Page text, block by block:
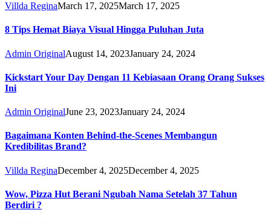
Villda ReginaMarch 17, 2025March 17, 2025
8 Tips Hemat Biaya Visual Hingga Puluhan Juta
Admin OriginalAugust 14, 2023January 24, 2024
Kickstart Your Day Dengan 11 Kebiasaan Orang Orang Sukses
Ini
Admin OriginalJune 23, 2023January 24, 2024
Bagaimana Konten Behind-the-Scenes Membangun
Kredibilitas Brand?
Villda ReginaDecember 4, 2025December 4, 2025
Wow, Pizza Hut Berani Ngubah Nama Setelah 37 Tahun
Berdiri ?